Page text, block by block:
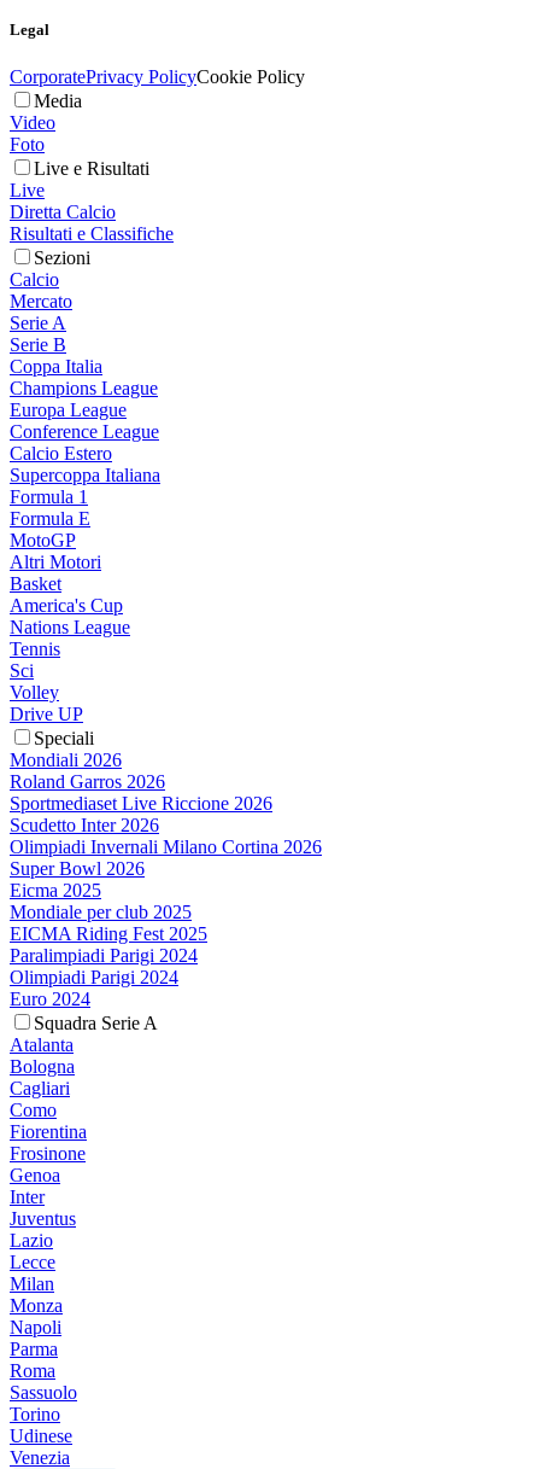
Legal
CorporatePrivacy PolicyCookie Policy
Media
Video
Foto
Live e Risultati
Live
Diretta Calcio
Risultati e Classifiche
Sezioni
Calcio
Mercato
Serie A
Serie B
Coppa Italia
Champions League
Europa League
Conference League
Calcio Estero
Supercoppa Italiana
Formula 1
Formula E
MotoGP
Altri Motori
Basket
America's Cup
Nations League
Tennis
Sci
Volley
Drive UP
Speciali
Mondiali 2026
Roland Garros 2026
Sportmediaset Live Riccione 2026
Scudetto Inter 2026
Olimpiadi Invernali Milano Cortina 2026
Super Bowl 2026
Eicma 2025
Mondiale per club 2025
EICMA Riding Fest 2025
Paralimpiadi Parigi 2024
Olimpiadi Parigi 2024
Euro 2024
Squadra Serie A
Atalanta
Bologna
Cagliari
Como
Fiorentina
Frosinone
Genoa
Inter
Juventus
Lazio
Lecce
Milan
Monza
Napoli
Parma
Roma
Sassuolo
Torino
Udinese
Venezia